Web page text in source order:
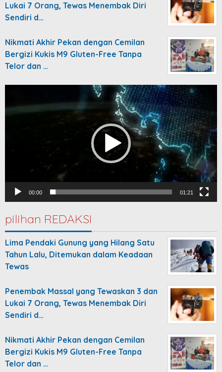
Lukai 7 Orang, Tewas Menembak Diri
Sendiri d…
Nikmati Akhir Pekan dengan Cemilan
Bergizi Kukis M9 Gluten-Free Tanpa
Telor dan …
00:00 01:21
pilihan REDAKSI
Lima Pendaki Gunung yang Hilang Satu
Tahun Lalu, Ditemukan dalam Keadaan
Tewas
Penembak Massal yang Tewaskan 3 dan
Lukai 7 Orang, Tewas Menembak Diri
Sendiri d…
Nikmati Akhir Pekan dengan Cemilan
Bergizi Kukis M9 Gluten-Free Tanpa
Telor dan …